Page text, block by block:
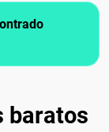
baratos